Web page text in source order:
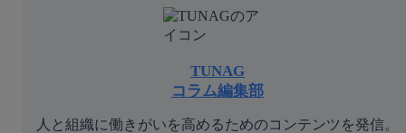
TUNAG
コラム編集部
人と組織に働きがいを高めるためのコンテンツを発信。